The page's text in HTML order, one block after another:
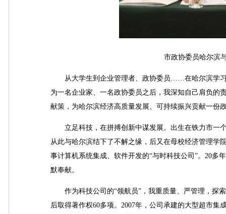
市政协委员哈尔滨
从大学生到企业管理者、政协委员……在哈尔滨学习
为一名企业家、一名政协委员之后，我深知自己肩负的
献策，为哈尔滨经济高质量发展、可持续振兴贡献一份
立足科技，在拼搏创新中谋发展。出生在铁力市一个
从此与哈尔滨结下了不解之缘，后又在母校经济管理学
事计算机系统集成、软件开发的“与时科技公司”。20多
默奉献。
作为科技公司的“领航员”，我重质量、严管理，探
后取得著作权60多项。2007年，公司承建的大型超市